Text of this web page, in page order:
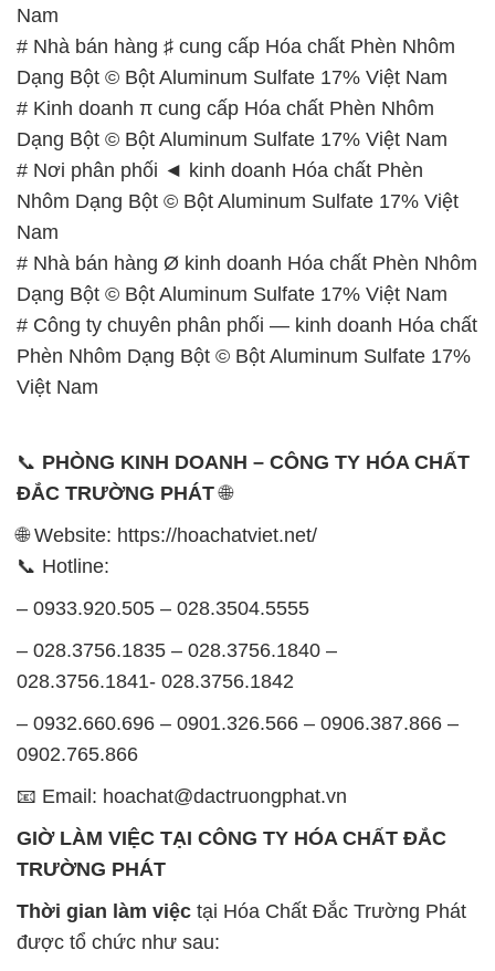
Nam
# Nhà bán hàng ♯ cung cấp Hóa chất Phèn Nhôm
Dạng Bột © Bột Aluminum Sulfate 17% Việt Nam
# Kinh doanh π cung cấp Hóa chất Phèn Nhôm
Dạng Bột © Bột Aluminum Sulfate 17% Việt Nam
# Nơi phân phối ◄ kinh doanh Hóa chất Phèn
Nhôm Dạng Bột © Bột Aluminum Sulfate 17% Việt
Nam
# Nhà bán hàng Ø kinh doanh Hóa chất Phèn Nhôm
Dạng Bột © Bột Aluminum Sulfate 17% Việt Nam
# Công ty chuyên phân phối — kinh doanh Hóa chất
Phèn Nhôm Dạng Bột © Bột Aluminum Sulfate 17%
Việt Nam
📞 PHÒNG KINH DOANH – CÔNG TY HÓA CHẤT
ĐẮC TRƯỜNG PHÁT🌐
🌐 Website: https://hoachatviet.net/
📞 Hotline:
– 0933.920.505 – 028.3504.5555
– 028.3756.1835 – 028.3756.1840 –
028.3756.1841- 028.3756.1842
– 0932.660.696 – 0901.326.566 – 0906.387.866 –
0902.765.866
📧 Email: hoachat@dactruongphat.vn
GIỜ LÀM VIỆC TẠI CÔNG TY HÓA CHẤT ĐẮC
TRƯỜNG PHÁT
Thời gian làm việc tại Hóa Chất Đắc Trường Phát
được tổ chức như sau: